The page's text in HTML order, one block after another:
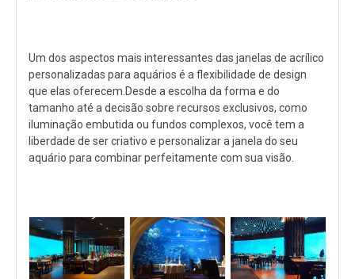
Um dos aspectos mais interessantes das janelas de acrílico
personalizadas para aquários é a flexibilidade de design
que elas oferecem.Desde a escolha da forma e do
tamanho até a decisão sobre recursos exclusivos, como
iluminação embutida ou fundos complexos, você tem a
liberdade de ser criativo e personalizar a janela do seu
aquário para combinar perfeitamente com sua visão.